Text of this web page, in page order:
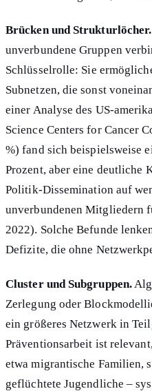
Brücken und Strukturlöcher.
unverbundene Gruppen
Schlüsselrolle: Sie
Subnetzen, die sonst
einer Analyse des US-
Science Centers for Cancer
%) fand sich beispielsweise
Prozent, aber eine deutliche
Politik-Dissemination auf
unverbundenen Mitgliedern
2022). Solche Befunde
Defizite, die ohne
Cluster und Subgruppen.
Zerlegung oder
ein größeres Netzwerk in
Präventionsarbeit ist
etwa migrantische Familien,
geflüchtete Jugendliche –